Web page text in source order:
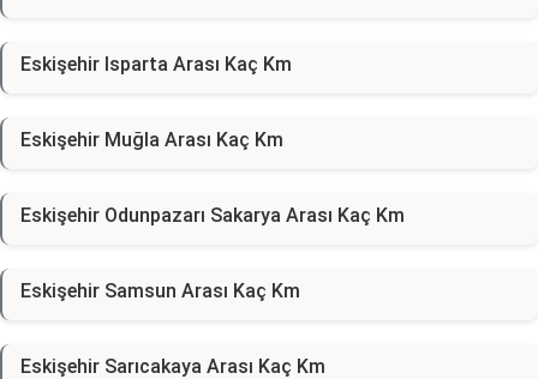
Eskişehir Isparta Arası Kaç Km
Eskişehir Muğla Arası Kaç Km
Eskişehir Odunpazarı Sakarya Arası Kaç Km
Eskişehir Samsun Arası Kaç Km
Eskişehir Sarıcakaya Arası Kaç Km